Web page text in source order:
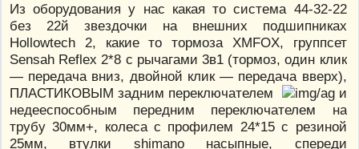
Из оборудования у нас какая то система 44-32-22
без 22й звездочки на внешних подшипниках
Hollowtech 2, какие то тормоза XMFOX, группсет
Sensah Reflex 2*8 с рычагами 3в1 (тормоз, один клик
— передача вниз, двойной клик — передача вверх),
ПЛАСТИКОВЫМ задним переключателем
и
недееспособным передним переключателем на
трубу 30мм+, колеса с профилем 24*15 с резиной
25мм, втулки shimano насыпные, спереди